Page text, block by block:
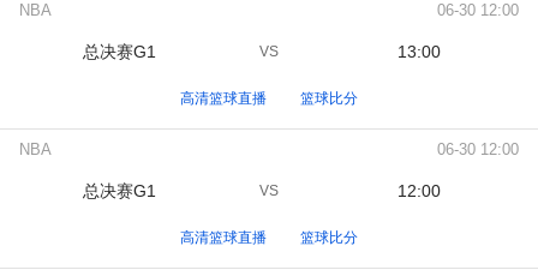
NBA 06-30 12:00
总决赛G1 VS 13:00
高清篮球直播 篮球比分
NBA 06-30 12:00
总决赛G1 VS 12:00
高清篮球直播 篮球比分